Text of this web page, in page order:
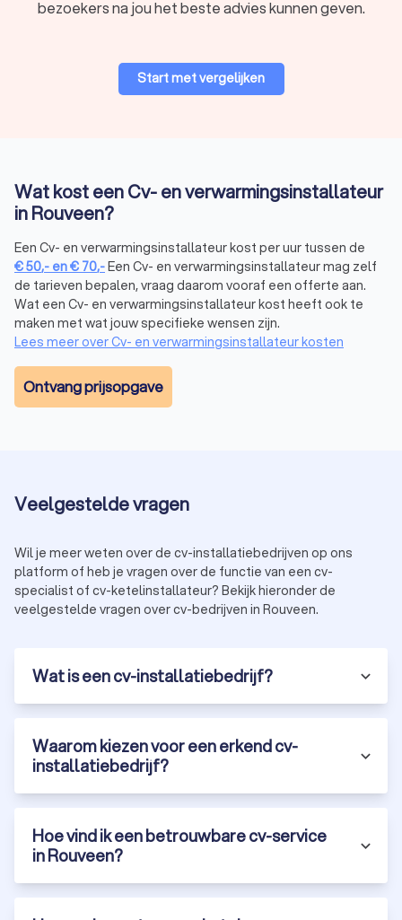
is wettelijk verplicht om te werken met cv-ketels en andere
cv-installateur. Op Trustoo vind je gecertificeerde
installatiebedrijven in Rouveen die jouw cv-ketelonderhoud
Op Trustoo vind je erkende cv-installateurs die klaarstaan om
jou te helpen. Wil je verwarmingsbedrijven in Rouveen
de reviews (totaal 1000+) van verschillende cv-specialisten.
Vraag offertes aan bij maximaal vier bedrijven die je
aanspreken om ook de kosten te vergelijken. Bij Trustoo vind
je gegarandeerd de beste oplossing voor jouw
verwarmingsvraag.
bezoekers na jou het beste advies kunnen geven.
Start met vergelijken
Wat kost een Cv- en verwarmingsinstallateur
in Rouveen?
Een Cv- en verwarmingsinstallateur kost per uur tussen de
€50,- en€ 70,-Een Cv- en verwarmingsinstallateur mag zelf
de tarieven bepalen, vraag daarom vooraf een offerte aan.
Wat een Cv- en verwarmingsinstallateur kost heeft ook te
maken met wat jouw specifieke wensen zijn.
Lees meer over Cv- en verwarmingsinstallateur kosten
Ontvang prijsopgave
Veelgestelde vragen
Wil je meer weten over de cv-installatiebedrijven op ons
platform of heb je vragen over de functie van een cv-
specialist of cv-ketelinstallateur? Bekijk hieronder de
veelgestelde vragen over cv-bedrijven in Rouveen.
Wat is een cv-installatiebedrijf?
Waarom kiezen voor een erkend cv-
installatiebedrijf?
Hoe vind ik een betrouwbare cv-service
in Rouveen?